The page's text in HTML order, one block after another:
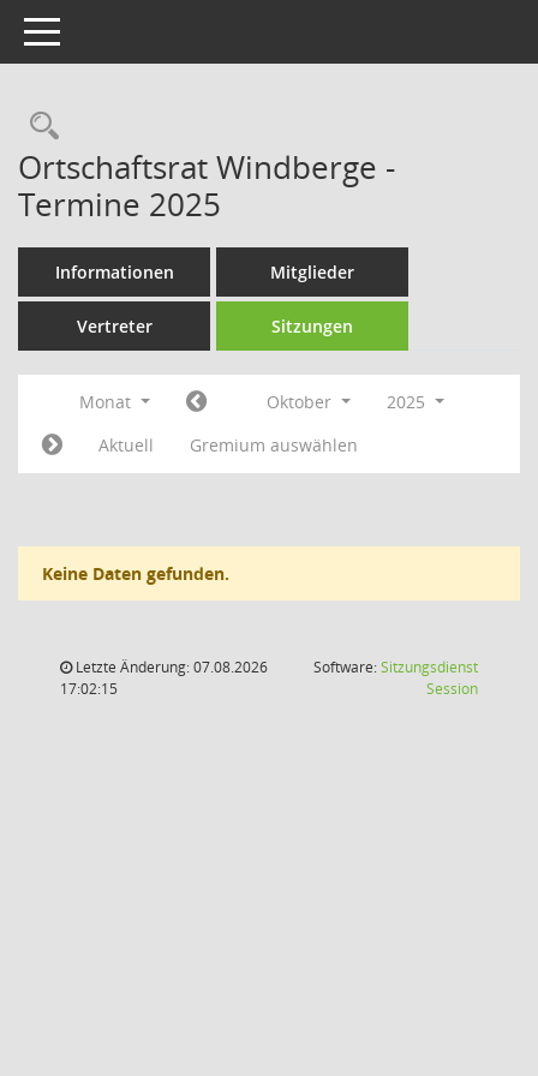
Toggle navigation
Rechercheauswahl
Ortschaftsrat Windberge -
Termine 2025
Informationen Mitglieder
Vertreter Sitzungen
Monat Oktober
2025
Aktuell
Gremium auswählen
Keine Daten gefunden.
Letzte Änderung: 07.08.2026
17:02:15
Software:Sitzungsdienst
Session(Wird in